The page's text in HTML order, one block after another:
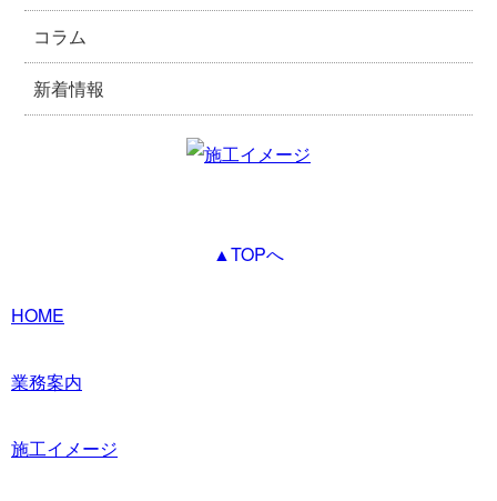
コラム
新着情報
▲TOPへ
HOME
業務案内
施工イメージ